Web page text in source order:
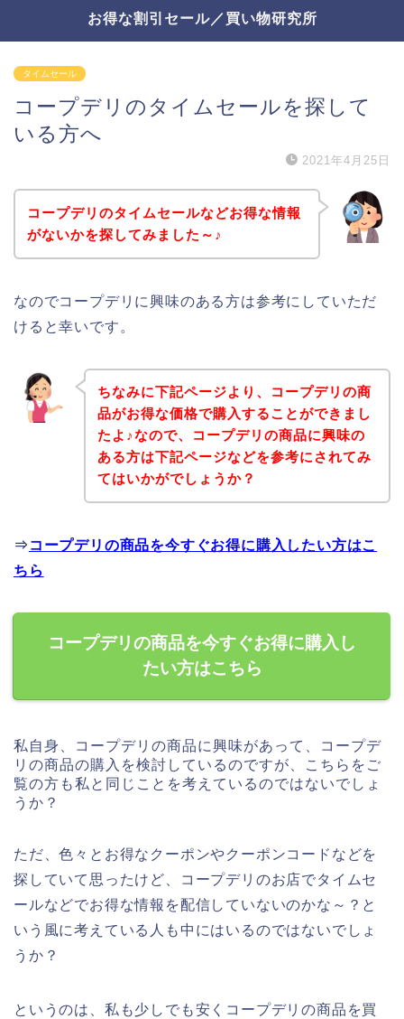
お得な割引セール／買い物研究所
タイムセール
コープデリのタイムセールを探して
いる方へ
2021年4月25日
コープデリのタイムセールなどお得な情報
がないかを探してみました～♪
なのでコープデリに興味のある方は参考にしていただ
けると幸いです。
ちなみに下記ページより、コープデリの商
品がお得な価格で購入することができまし
たよ♪なので、コープデリの商品に興味の
ある方は下記ページなどを参考にされてみ
てはいかがでしょうか？
⇒ コープデリの商品を今すぐお得に購入したい方はこ
ちら
コープデリの商品を今すぐお得に購入し
たい方はこちら
私自身、コープデリの商品に興味があって、コープデ
リの商品の購入を検討しているのですが、こちらをご
覧の方も私と同じことを考えているのではないでしょ
うか？
ただ、色々とお得なクーポンやクーポンコードなどを
探していて思ったけど、コープデリのお店でタイムセ
ールなどでお得な情報を配信していないのかな～？と
いう風に考えている人も中にはいるのではないでしょ
うか？
というのは、私も少しでも安くコープデリの商品を買